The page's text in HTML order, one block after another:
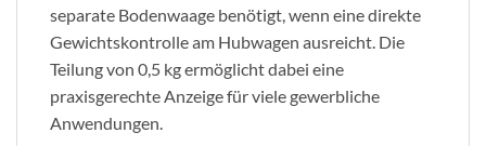
separate Bodenwaage benötigt, wenn eine direkte
Gewichtskontrolle am Hubwagen ausreicht. Die
Teilung von 0,5 kg ermöglicht dabei eine
praxisgerechte Anzeige für viele gewerbliche
Anwendungen.